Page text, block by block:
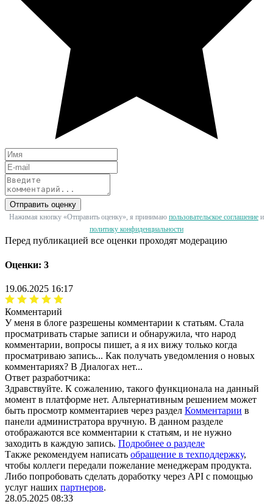
Отправить оценку
Нажимая кнопку «Отправить оценку», я принимаю пользовательское соглашение и
политику конфиденциальности
Перед публикацией все оценки проходят модерацию
Оценки: 3
19.06.2025 16:17
Комментарий
У меня в блоге разрешены комментарии к статьям. Стала
просматривать старые записи и обнаружила, что народ
комментарии, вопросы пишет, а я их вижу только когда
просматриваю запись... Как получать уведомления о новых
комментариях? В Диалогах нет...
Ответ разработчика:
Здравствуйте. К сожалению, такого функционала на данный
момент в платформе нет. Альтернативным решением может
быть просмотр комментариев через раздел Комментарии в
панели администратора вручную. В данном разделе
отображаются все комментарии к статьям, и не нужно
заходить в каждую запись. Подробнее о разделе
Также рекомендуем написать обращение в техподдержку,
чтобы коллеги передали пожелание менеджерам продукта.
Либо попробовать сделать доработку через API с помощью
услуг наших партнеров.
28.05.2025 08:33